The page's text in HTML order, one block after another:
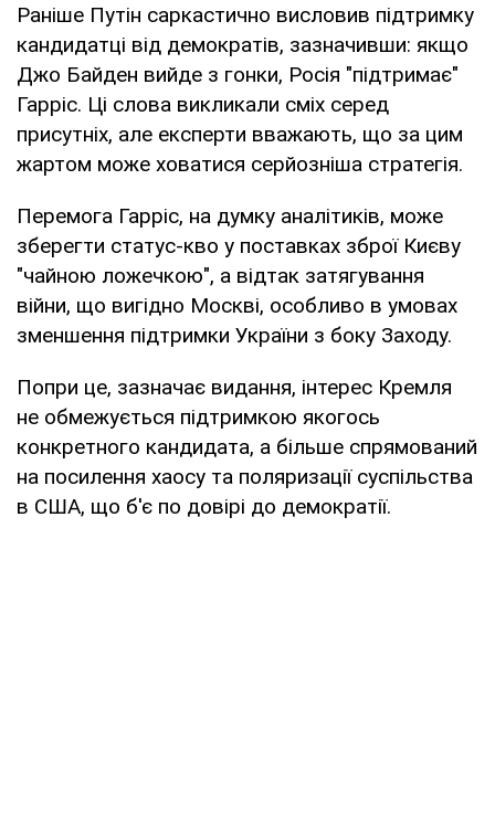
Раніше Путін саркастично висловив підтримку
кандидатці від демократів, зазначивши: якщо
Джо Байден вийде з гонки, Росія "підтримає"
Гарріс. Ці слова викликали сміх серед
присутніх, але експерти вважають, що за цим
жартом може ховатися серйозніша стратегія.
Перемога Гарріс, на думку аналітиків, може
зберегти статус-кво у поставках зброї Києву
"чайною ложечкою", а відтак затягування
війни, що вигідно Москві, особливо в умовах
зменшення підтримки України з боку Заходу.
Попри це, зазначає видання, інтерес Кремля
не обмежується підтримкою якогось
конкретного кандидата, а більше спрямований
на посилення хаосу та поляризації суспільства
в США, що б'є по довірі до демократії.